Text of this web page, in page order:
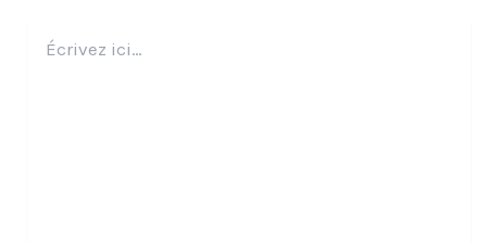
ici…